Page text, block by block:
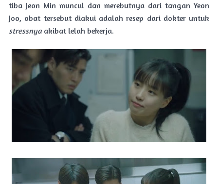
tiba Jeon Min muncul dan merebutnya dari tangan Yeon
Joo, obat tersebut diakui adalah resep dari dokter untuk
stressnyaakibat lelah bekerja.